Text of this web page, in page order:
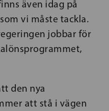
även idag på
vi måste tackla.
jobbar för
den nya
att stå i vägen